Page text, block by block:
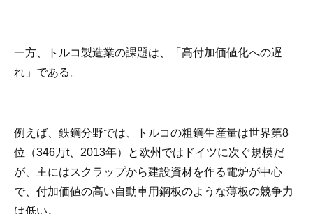
一方、トルコ製造業の課題は、「高付加価値化への遅
れ」である。
例えば、鉄鋼分野では、トルコの粗鋼生産量は世界第8
位（346万t、2013年）と欧州ではドイツに次ぐ規模だ
が、主にはスクラップから建設資材を作る電炉が中心
で、付加価値の高い自動車用鋼板のような薄板の競争力
は低い。